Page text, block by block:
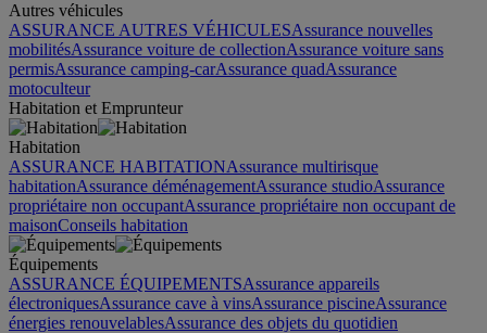
Autres véhicules
ASSURANCE AUTRES VÉHICULESAssurance nouvelles
mobilitésAssurance voiture de collectionAssurance voiture sans
permisAssurance camping-carAssurance quadAssurance
motoculteur
Habitation et Emprunteur
Habitation
ASSURANCE HABITATIONAssurance multirisque
habitationAssurance déménagementAssurance studioAssurance
propriétaire non occupantAssurance propriétaire non occupant de
maisonConseils habitation
Équipements
ASSURANCE ÉQUIPEMENTSAssurance appareils
électroniquesAssurance cave à vinsAssurance piscineAssurance
énergies renouvelablesAssurance des objets du quotidien